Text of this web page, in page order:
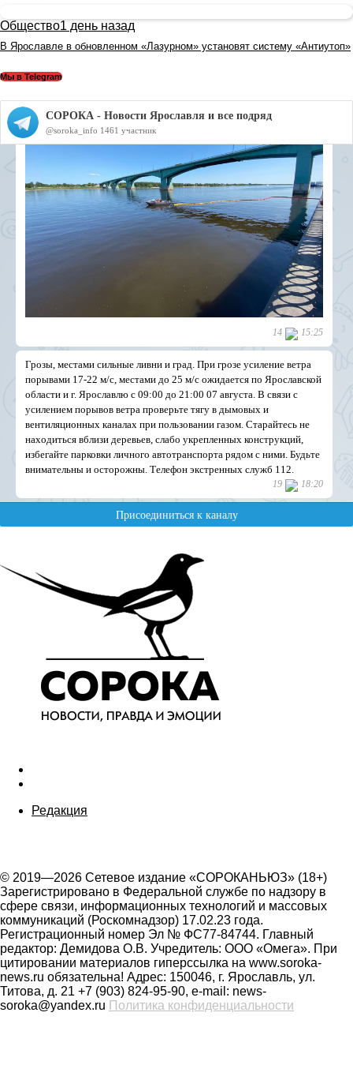
Общество1 день назад
В Ярославле в обновленном «Лазурном» установят систему «Антиутоп»
Мы в Telegram
Редакция
© 2019—2026 Сетевое издание «СОРОКАНЬЮЗ» (18+)
Зарегистрировано в Федеральной службе по надзору в
сфере связи, информационных технологий и массовых
коммуникаций (Роскомнадзор) 17.02.23 года.
Регистрационный номер Эл № ФС77-84744. Главный
редактор: Демидова О.В. Учредитель: ООО «Омега». При
цитировании материалов гиперссылка на www.soroka-
news.ru обязательна! Адрес: 150046, г. Ярославль, ул.
Титова, д. 21 +7 (903) 824-95-90, e-mail: news-
soroka@yandex.ru Политика конфиденциальности